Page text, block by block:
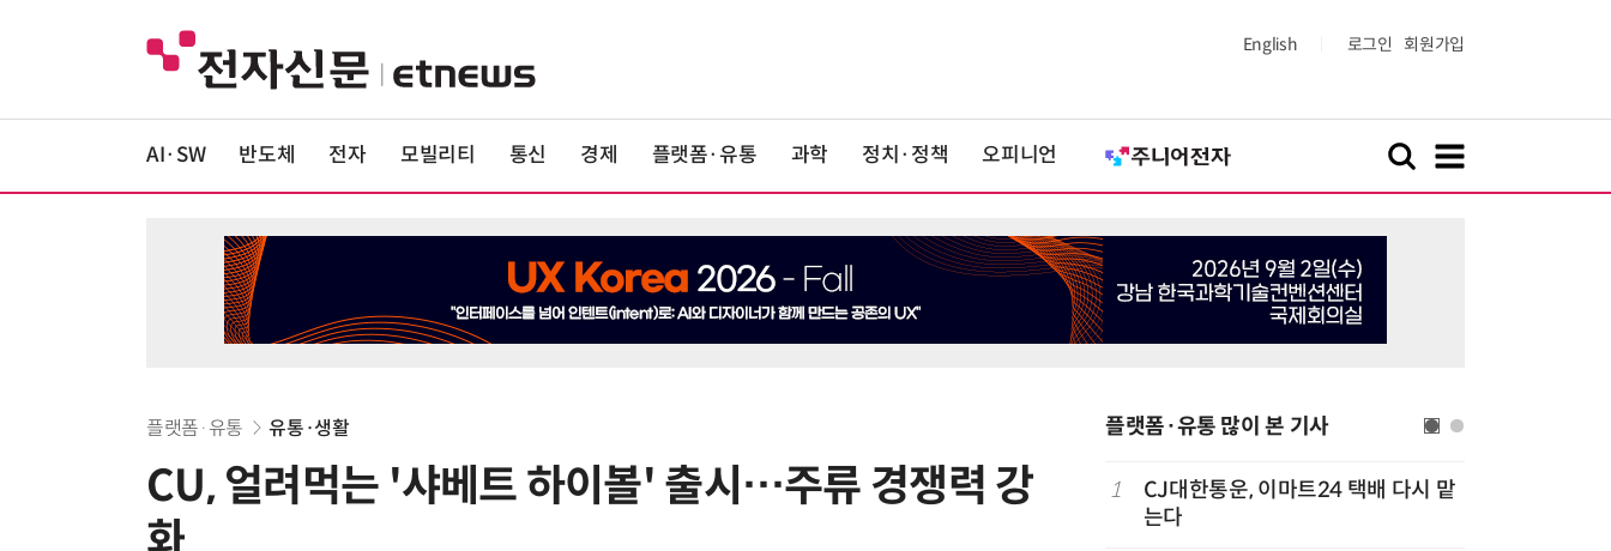
English 로그인 회원가입
AI·SW 반도체 전자 모빌리티 통신 경제 플랫폼·유통 과학 정치·정책 오피니언
플랫폼·유통 유통·생활
CU, 얼려먹는 '샤베트 하이볼' 출시…주류 경쟁력 강
화
플랫폼·유통 많이 본 기사
6
카카오, 역대 최대 분기 실적…카톡
1
CJ대한통운, 이마트24 택배 다시 맡
는다